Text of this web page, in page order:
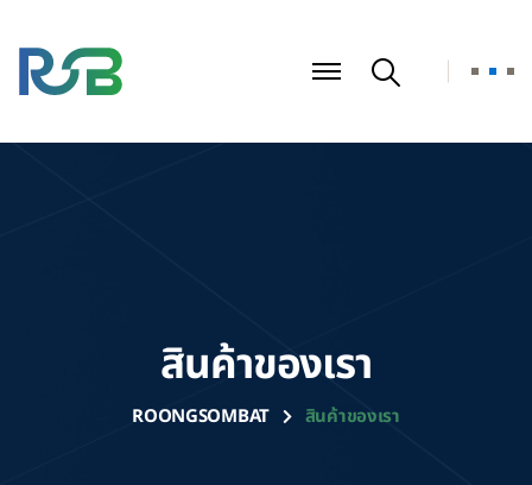
สินค้าของเรา
ROONGSOMBAT สินค้าของเรา